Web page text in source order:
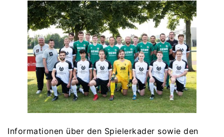
Informationen über den Spielerkader sowie den